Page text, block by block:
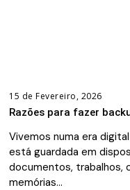
15 de Fevereiro, 2026
Razões para fazer
Vivemos numa era
está guardada em
documentos,
memórias…